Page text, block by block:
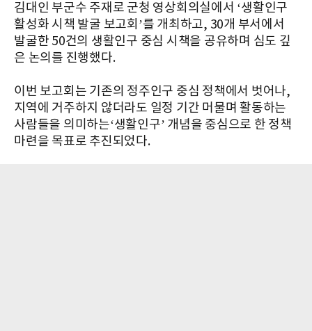
김대인 부군수 주재로 군청 영상회의실에서 ‘생활인구
활성화 시책 발굴 보고회’를 개최하고, 30개 부서에서
발굴한 50건의 생활인구 중심 시책을 공유하며 심도 깊
은 논의를 진행했다.
이번 보고회는 기존의 정주인구 중심 정책에서 벗어나,
지역에 거주하지 않더라도 일정 기간 머물며 활동하는
사람들을 의미하는‘생활인구’ 개념을 중심으로 한 정책
마련을 목표로 추진되었다.